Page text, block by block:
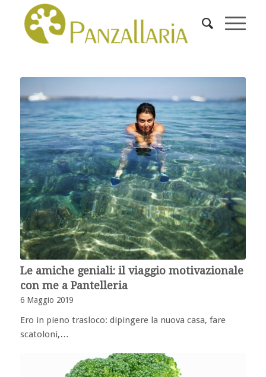
Le amiche geniali: il viaggio motivazionale
con me a Pantelleria
6 Maggio 2019
Ero in pieno trasloco: dipingere la nuova casa, fare
scatoloni,…